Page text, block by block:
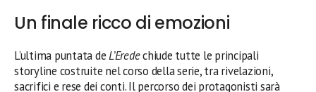
Un finale ricco di emozioni
L’ultima puntata deL’Eredechiude tutte le principali
storyline costruite nel corso della serie, tra rivelazioni,
sacrifici e rese dei conti. Il percorso dei protagonisti sarà